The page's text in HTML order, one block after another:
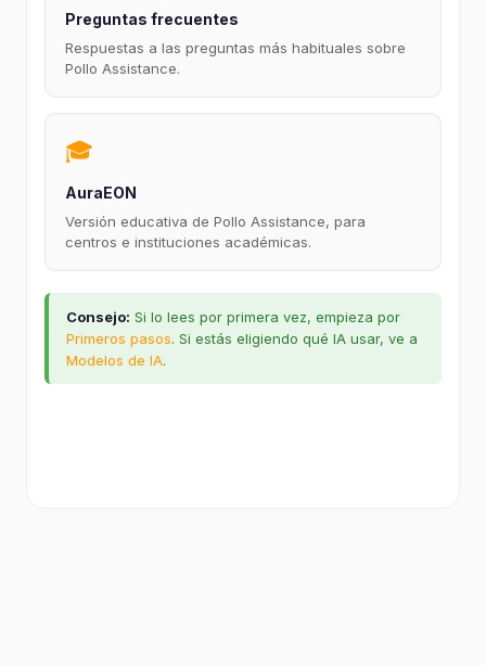
Preguntas frecuentes
Respuestas a las preguntas más habituales sobre
Pollo Assistance.
🎓
AuraEON
Versión educativa de Pollo Assistance, para
centros e instituciones académicas.
Consejo: Si lo lees por primera vez, empieza por
Primeros pasos. Si estás eligiendo qué IA usar, ve a
Modelos de IA.